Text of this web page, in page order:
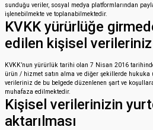
sunduğu veriler, sosyal medya platformlarından
işlenebilmekte ve toplanabilmektedir.
KVKK yürürlüğe
edilen kişisel verileriniz
KVKK’nun yürürlük tarihi olan 7 Nisan 2016
ürün / hizmet satın alma ve diğer şekillerde
verileriniz de bu belgede düzenlenen şart ve
muhafaza edilmektedir.
Kişisel verilerinizin
aktarılması